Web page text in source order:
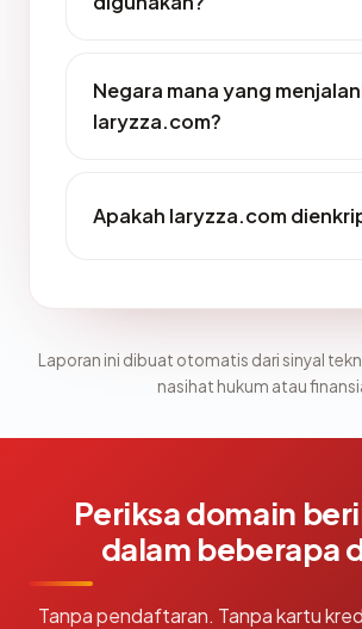
Negara mana yang
laryzza.com?
Apakah laryzza.com
Laporan ini dibuat otomatis dari sinyal
nasihat hukum atau
Periksa domain
dalam beberapa
Tanpa pendaftaran. Tanpa kartu